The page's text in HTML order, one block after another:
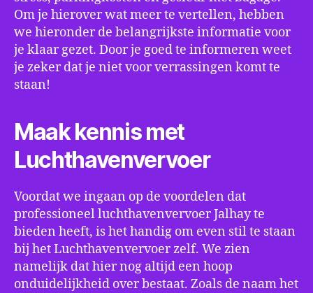
Om je hierover wat meer te vertellen, hebben
we hieronder de belangrijkste informatie voor
je klaar gezet. Door je goed te informeren weet
je zeker dat je niet voor verrassingen komt te
staan!
Maak kennis met
Luchthavenvervoer
Voordat we ingaan op de voordelen dat
professioneel luchthavenvervoer Jalhay te
bieden heeft, is het handig om even stil te staan
bij het Luchthavenvervoer zelf. We zien
namelijk dat hier nog altijd een hoop
onduidelijkheid over bestaat. Zoals de naam het